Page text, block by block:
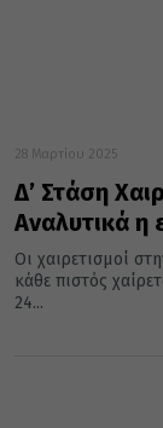
28 Μαρτίου 2025
Δ’ Στάση
Αναλυτικά η
Οι χαιρετισμοί
κάθε πιστός
24...